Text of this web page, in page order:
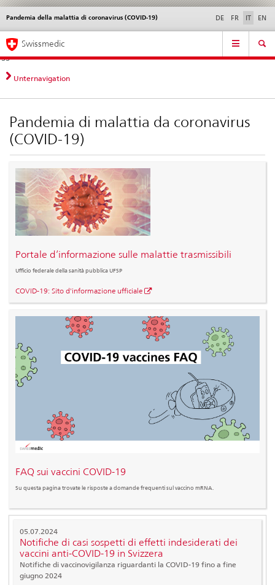
Navigazione
diretta:
novità,
aspetti
contatto
Novità &
norme
Contatto | Supporto &
aiuto
Pandemia della malattia di coronavirus (COVID-19) DE FR IT EN
Service
Navigation
Swissmedic
Unternavigation
Pandemia di malattia da coronavirus
(COVID-19)
Portale d’informazione sulle malattie trasmissibili
Ufficio federale della sanità pubblica UFSP
COVID-19: Sito d'informazione ufficiale
FAQ sui vaccini COVID-19
Su questa pagina trovate le risposte a domande frequenti sul vaccino mRNA.
05.07.2024
Notifiche di casi sospetti di effetti indesiderati dei
vaccini anti-COVID-19 in Svizzera
Notifiche di vaccinovigilanza riguardanti la COVID-19 fino a fine
giugno 2024